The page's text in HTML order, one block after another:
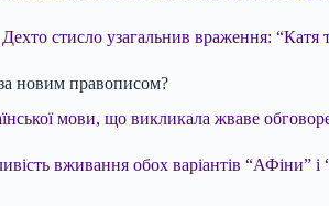
стисло узагальнив враження: “Катя
новим правописом?
мови, що викликала жваве
вживання обох варіантів “АФіни” і